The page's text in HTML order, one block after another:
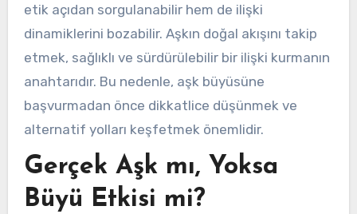
etik açıdan sorgulanabilir hem de ilişki
dinamiklerini bozabilir. Aşkın doğal akışını takip
etmek, sağlıklı ve sürdürülebilir bir ilişki kurmanın
anahtarıdır. Bu nedenle, aşk büyüsüne
başvurmadan önce dikkatlice düşünmek ve
alternatif yolları keşfetmek önemlidir.
Gerçek Aşk mı, Yoksa
Büyü Etkisi mi?